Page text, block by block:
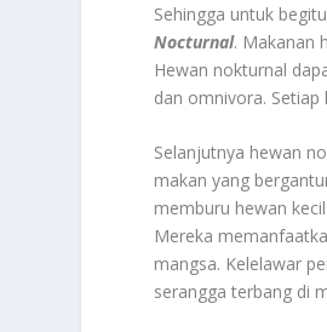
Sehingga untuk
Nocturnal. Makanan
Hewan nokturnal
dan omnivora.
Selanjutnya hewan
makan yang
memburu hewan
Mereka
mangsa. Kelelawar
serangga terbang di